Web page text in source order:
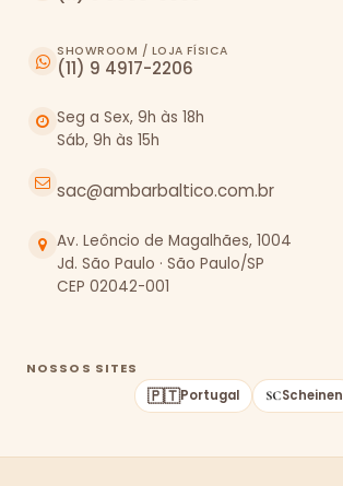
SHOWROOM / LOJA FÍSICA
(11) 9 4917-2206
Seg a Sex, 9h às 18h
Sáb, 9h às 15h
sac@ambarbaltico.com.br
Av. Leôncio de Magalhães, 1004
Jd. São Paulo · São Paulo/SP
CEP 02042-001
NOSSOS SITES
🇵🇹Portugal Scheinen